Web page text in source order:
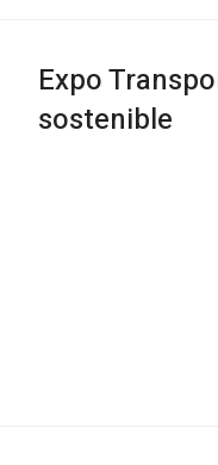
Expo
sostenible